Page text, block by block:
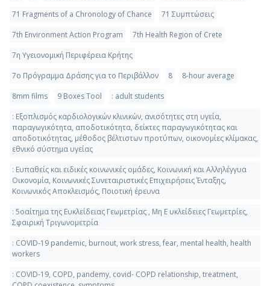
71 Fragments of a Chronology of Chance
71 Συμπτώσεις
7th Environment Action Program
7th Health Region of Crete
7η Υγειονομική Περιφέρεια Κρήτης
7ο Πρόγραμμα Δράσης για το Περιβάλλον
8
8-hour average
8mm films
9 Boxes Tool
: adult students
: Εξοπλισμός καρδιολογικών κλινικών, ανισότητες στη υγεία,
παραγωγικότητα, αποδοτικότητα, δείκτες παραγωγικότητας και
αποδοτικότητας, μέθοδος βέλτιστων προτύπων, οικονομίες κλίμακας,
εθνικό σύστημα υγείας
: Ευπαθείς και ειδικές κοινωνικές ομάδες, Κοινωνική και Αλληλέγγυα
Οικονομία, Κοινωνικές Συνεταιριστικές Επιχειρήσεις Ένταξης,
Κοινωνικός Αποκλεισμός, Ποιοτική έρευνα
: 5οαίτημα της Ευκλείδειας Γεωμετρίας , Μη Ε υκλείδειες Γεωμετρίες,
Σφαιρική Τριγωνομετρία
: COVID-19 pandemic, burnout, work stress, fear, mental health, health
workers
: COVID-19, COPD, pandemy, covid- COPD relationship, treatment,